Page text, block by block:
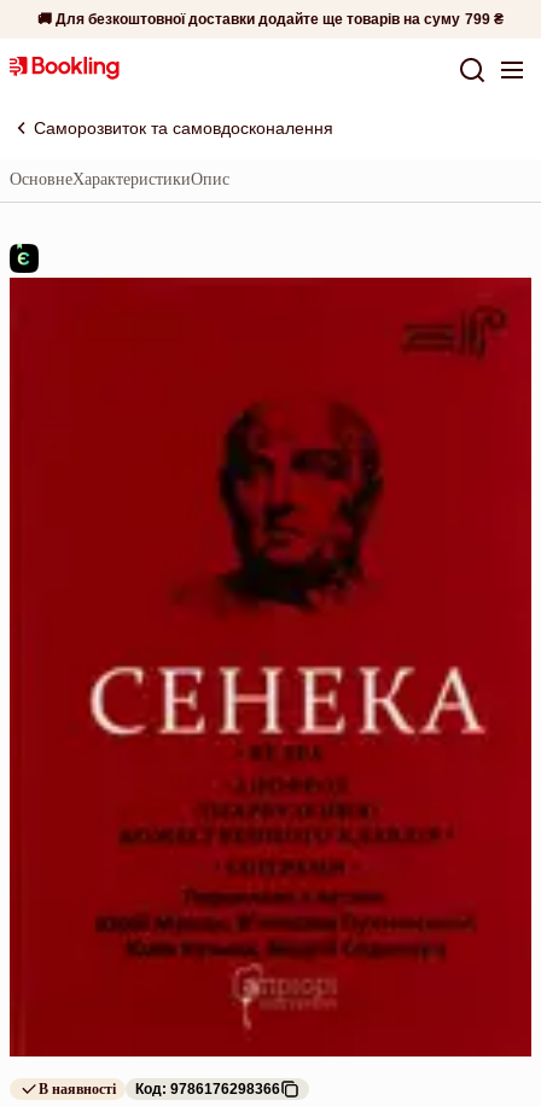
🚚 Для безкоштовної доставки додайте ще товарів на суму 799 ₴
Саморозвиток та самовдосконалення
ОсновнеХарактеристикиОпис
В наявності Код: 9786176298366